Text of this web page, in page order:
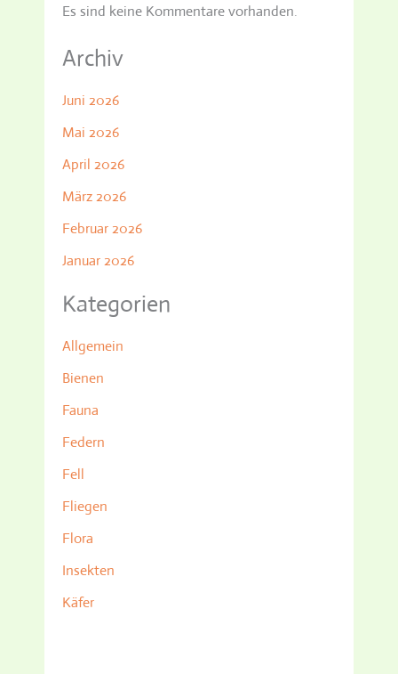
Es sind keine Kommentare vorhanden.
Archiv
Juni 2026
Mai 2026
April 2026
März 2026
Februar 2026
Januar 2026
Kategorien
Allgemein
Bienen
Fauna
Federn
Fell
Fliegen
Flora
Insekten
Käfer